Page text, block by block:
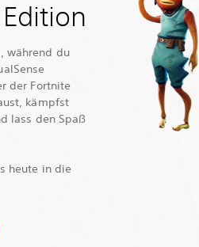
während du
der Fortnite
kämpfst
lass den Spaß
heute in die